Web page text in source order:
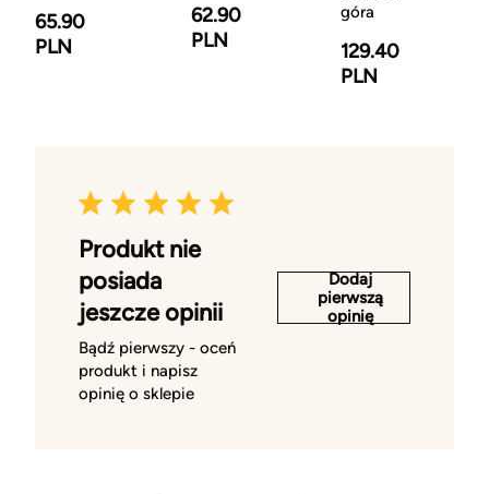
65.90
PLN
62.90
PLN
góra
129.40
PLN
Produkt nie
posiada
jeszcze opinii
Bądź pierwszy - oceń
produkt i napisz
opinię o sklepie
Dodaj
pierwszą
opinię